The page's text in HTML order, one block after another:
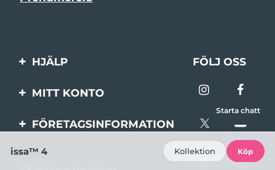
HJÄLP
Kontakta oss
Garantier & returer
Vanliga frågor
FÖLJ OSS
MITT KONTO
Produktregistrering
FÖRETAGSINFORMATION
Om FOREO
Starta chatt
issa™ 4 Kollektion Köp